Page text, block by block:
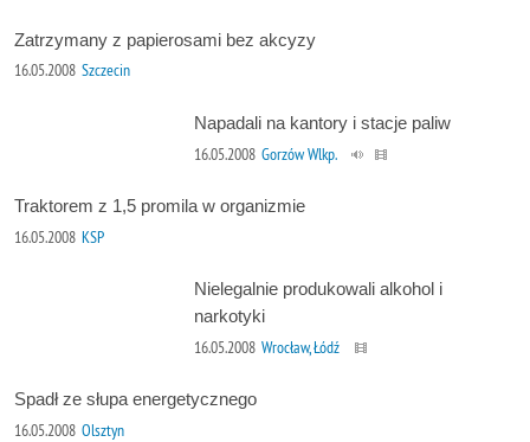
Zatrzymany z papierosami bez akcyzy
16.05.2008 Szczecin
Napadali na kantory i stacje paliw
16.05.2008 Gorzów Wlkp.
Traktorem z 1,5 promila w organizmie
16.05.2008 KSP
Nielegalnie produkowali alkohol i
narkotyki
16.05.2008 Wrocław, Łódź
Spadł ze słupa energetycznego
16.05.2008 Olsztyn